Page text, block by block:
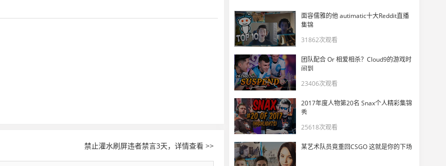
这是我玩CS以来见过最有意识的打法！
5630
开了就是开了？ZywOo VAC操作看呆CSBOY
5140
CS2但童年武器
5675
禁止灌水刷屏违者禁言3天，详情查看 >>
面容儒雅的他 autimatic十大Reddit直播
集锦
31862次观看
团队配合 Or 相爱相杀？Cloud9的游戏时
间到
23406次观看
2017年度人物第20名 Snax个人精彩集锦
秀
25618次观看
某艺术队员竟重回CSGO 这就是你的下场